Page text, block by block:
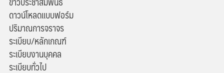
ดาวน์โหลดแบบฟอร์ม
ปริมาณการจราจร
ระเบียบ/หลักเกณฑ์
ระเบียบงานบุคคล
ระเบียบทั่วไป